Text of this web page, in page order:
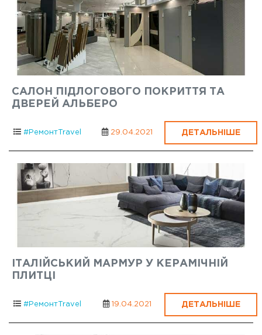
САЛОН ПІДЛОГОВОГО ПОКРИТТЯ ТА
ДВЕРЕЙ АЛЬБЕРО
#РемонтTravel 29.04.2021 ДЕТАЛЬНІШЕ
ІТАЛІЙСЬКИЙ МАРМУР У КЕРАМІЧНІЙ
ПЛИТЦІ
#РемонтTravel 19.04.2021 ДЕТАЛЬНІШЕ